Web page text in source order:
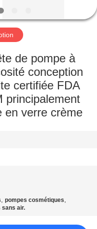
de pompe à
conception
certifiée FDA
principalement
en verre crème
,pompes cosmétiques,
sans air.